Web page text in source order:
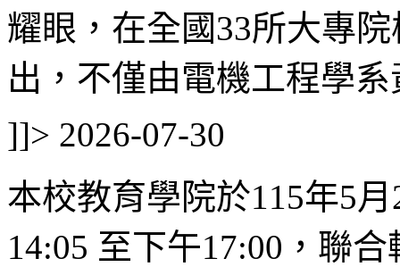
耀眼，在全國33所大專
出，不僅由電機工程學系
]]> 2026-07-30
本校教育學院於115年5
14:05 至下午17:00，聯